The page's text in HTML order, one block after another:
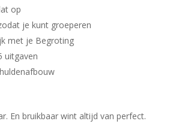
op
je kunt groeperen
met je Begroting
uitgaven
En bruikbaar wint altijd van perfect.